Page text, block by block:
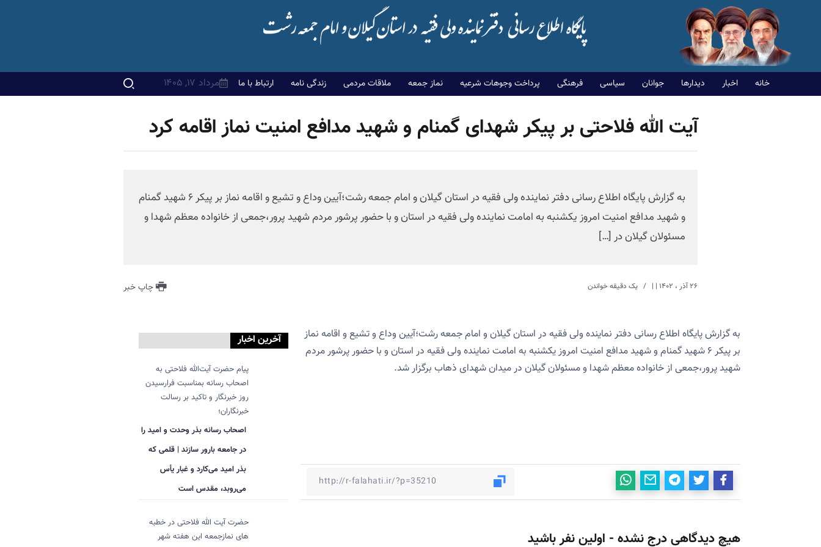
خانه اخبار دیدارها جوانان سیاسی فرهنگی پرداخت وجوهات شرعیه نماز جمعه ملاقات مردمی زندگی نامه ارتباط با ما مرداد ۱۷, ۱۴۰۵
آیت الله فلاحتی بر پیکر شهدای گمنام و شهید مدافع امنیت نماز اقامه کرد
به گزارش پایگاه اطلاع رسانی دفتر نماینده ولی فقیه در استان گیلان و امام جمعه رشت؛آیین وداع و تشیع و اقامه نماز بر پیکر ۶ شهید گمنام
و شهید مدافع امنیت امروز یکشنبه به امامت نماینده ولی فقیه در استان و با حضور پرشور مردم شهید پرور،جمعی از خانواده معظم شهدا و
مسئولان گیلان در […]
۲۶ آذر ، ۱۴۰۲ | | یک دقیقه خواندن چاپ خبر
به گزارش پایگاه اطلاع رسانی دفتر نماینده ولی فقیه در استان گیلان و امام جمعه رشت؛آیین وداع و تشیع و اقامه نماز
بر پیکر ۶ شهید گمنام و شهید مدافع امنیت امروز یکشنبه به امامت نماینده ولی فقیه در استان و با حضور پرشور مردم
شهید پرور،جمعی از خانواده معظم شهدا و مسئولان گیلان در میدان شهدای ذهاب برگزار شد.
هیچ دیدگاهی درج نشده - اولین نفر باشید
آخرین اخبار
پیام حضرت آیت‌الله فلاحتی به
اصحاب رسانه بمناسبت فرارسیدن
روز خبرنگار و تاکید بر رسالت
خبرنگاران؛
اصحاب رسانه بذر وحدت و امید را
در جامعه بارور سازند | قلمی که
بذر امید می‌کارد و غبار یأس
می‌روبد، مقدس است
حضرت آیت الله فلاحتی در خطبه
های نمازجمعه این هفته شهر